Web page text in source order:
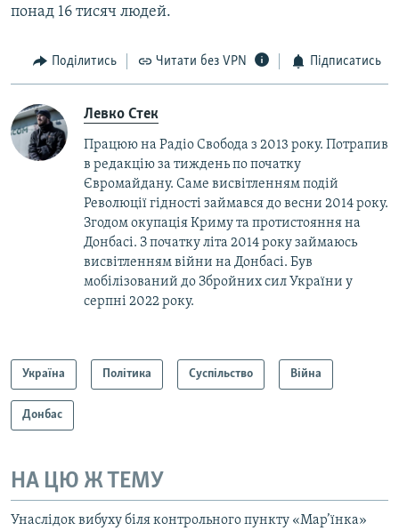
понад 16 тисяч людей.
Поділитись Читати без VPN Підписатись
Левко Стек
Працюю на Радіо Свобода з 2013 року. Потрапив
в редакцію за тиждень по початку
Євромайдану. Саме висвітленням подій
Революції гідності займався до весни 2014 року.
Згодом окупація Криму та протистояння на
Донбасі. З початку літа 2014 року займаюсь
висвітленням війни на Донбасі. Був
мобілізований до Збройних сил України у
серпні 2022 року.
Україна Політика Суспільство Війна
Донбас
НА ЦЮ Ж ТЕМУ
Унаслідок вибуху біля контрольного пункту «Мар’їнка»